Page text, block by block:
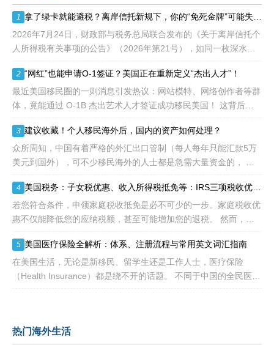
28.6%，即大约4万个移民
签证，都会用于满足"优
先"移民类别的申请。EB1A
不需要雇主支持、不用办理
等的限制，所以也愈来愈受
到中国杰出人才的青睐。
1
拿了绿卡就能避税？离岸信托新规下，你的“免死金牌”可能失效了！
2026年7月24日，财政部与税务总局联合发布的《关于离岸信托个
人所得税有关事项的公告》（2026年第21号），如同一枚深水炸
家税务总局配套发
2 “网红”也能申请O-1签证？美国正在重新定义“杰出人才”！
最近美国移民圈的一则消息引发热议：网站模特、网络创作者等群
体，竟能通过 O-1B 杰出艺术人才签证成功移民美国！ 这背后不
构
3 建议收藏！个人移民海外后，国内的资产如何处理？
众所周知，中国有着严格的外汇出口管制（每人每年只能汇款5万
美元到国外），可不少移民海外的人士都是急需大量资金的， 包
随着近年来国
4
美国税务：子女税优惠、收入所得税抵免等：IRS三项税收优惠即将提高额度
若您符合条件，申领家庭税收抵免是必不可少的一步。家庭税收优
惠不仅能降低您的应纳税额，甚至可能增加您的退税。 然而，您
变动，因为许
5 美国医疗保险全解析：体系、注册流程与常用英文词汇指南
在美国生活，无论是新移民、留学生还是工作人士，医疗保险
（Health Insurance）都是绕不开的话题。 不同于中国的全民医保
热门海外生活